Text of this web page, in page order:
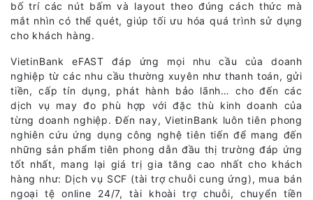
bố trí các nút bấm và layout theo đúng cách thức mà
mắt nhìn có thể quét, giúp tối ưu hóa quá trình sử dụng
cho khách hàng.
VietinBank eFAST đáp ứng mọi nhu cầu của doanh
nghiệp từ các nhu cầu thường xuyên như thanh toán, gửi
tiền, cấp tín dụng, phát hành bảo lãnh… cho đến các
dịch vụ may đo phù hợp với đặc thù kinh doanh của
từng doanh nghiệp. Đến nay, VietinBank luôn tiên phong
nghiên cứu ứng dụng công nghệ tiên tiến để mang đến
những sản phẩm tiên phong dẫn đầu thị trường đáp ứng
tốt nhất, mang lại giá trị gia tăng cao nhất cho khách
hàng như: Dịch vụ SCF (tài trợ chuỗi cung ứng), mua bán
ngoại tệ online 24/7, tài khoài trợ chuỗi, chuyển tiền